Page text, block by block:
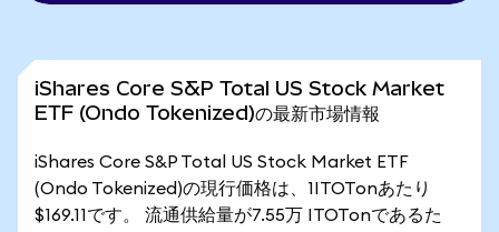
iShares Core S&P Total US Stock Market
ETF (Ondo Tokenized)の最新市場情報
iShares Core S&P Total US Stock Market ETF
(Ondo Tokenized)の現行価格は、1ITOTonあたり
$169.11です。 流通供給量が7.55万 ITOTonであるた